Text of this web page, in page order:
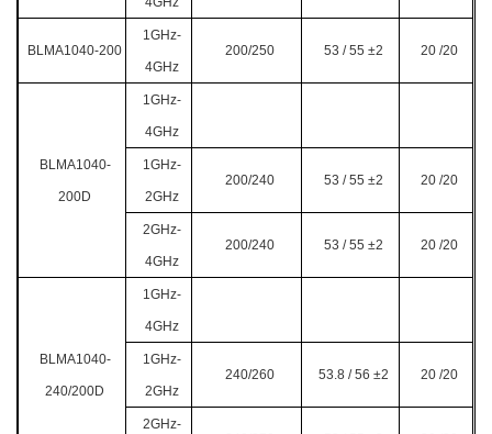
BLMA1040-200
1GHz-
4GHz
200/250 53 / 55 ±2 20 /20
BLMA1040-
200D
1GHz-
4GHz
1GHz-
2GHz
200/240 53 / 55 ±2 20 /20
2GHz-
4GHz
200/240 53 / 55 ±2 20 /20
BLMA1040-
240/200D
1GHz-
4GHz
1GHz-
2GHz
240/260 53.8 / 56 ±2 20 /20
2GHz-